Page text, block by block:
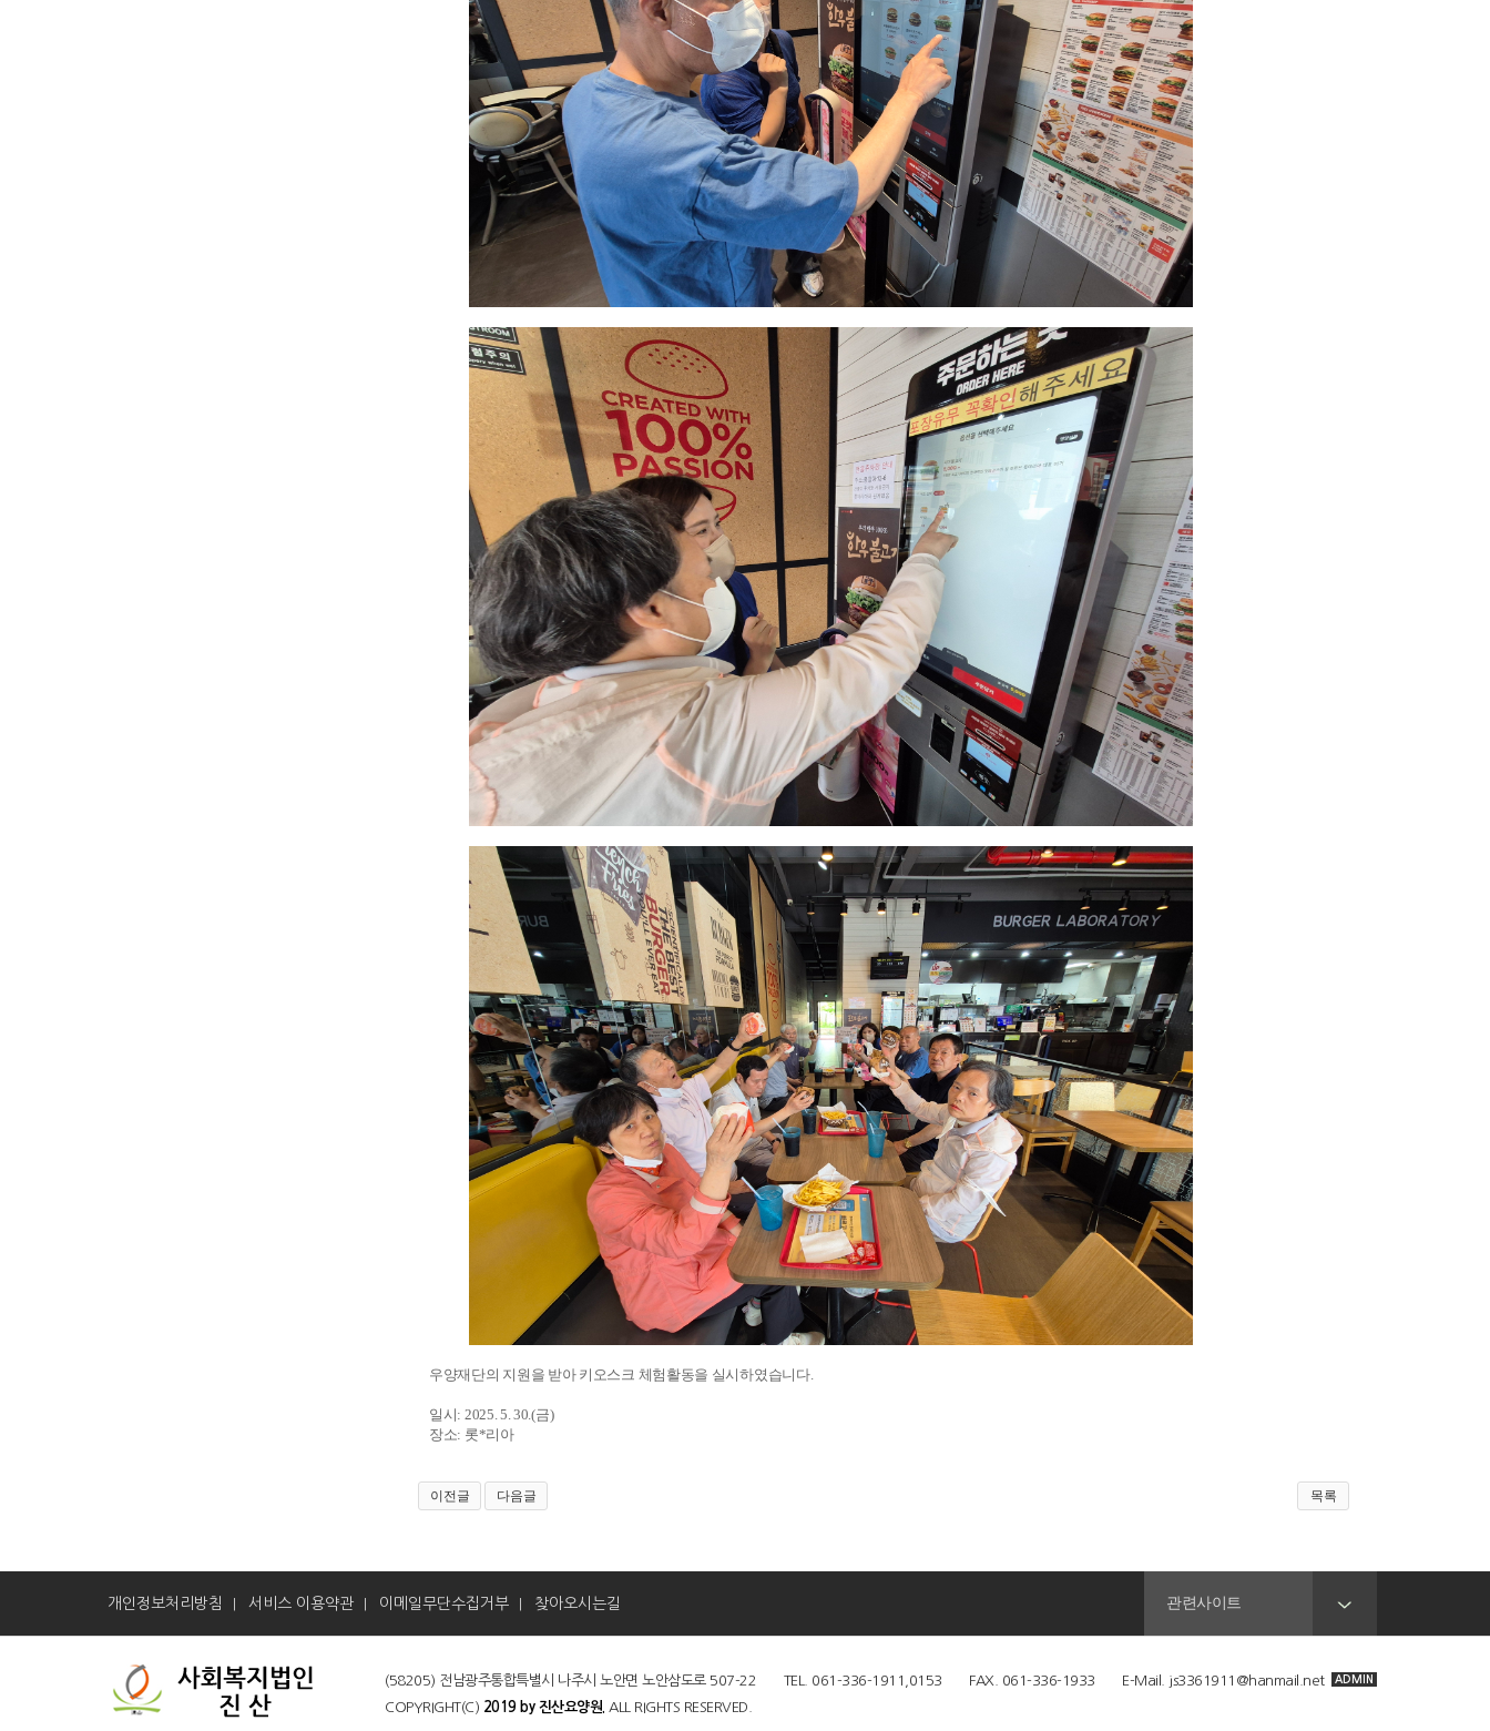
우양재단의 지원을 받아 키오스크 체험활동을 실시하였습니다.
일시: 2025. 5. 30.(금)
장소: 롯*리아
이전글 다음글 목록
개인정보처리방침 서비스 이용약관 이메일무단수집거부 찾아오시는길 관련사이트
(58205) 전남광주통합특별시 나주시 노안면 노안삼도로 507-22 TEL. 061-336-1911,0153 FAX. 061-336-1933 E-Mail. js3361911@hanmail.net
COPYRIGHT(C) 2019 by 진산요양원. ALL RIGHTS RESERVED.
ADMIN